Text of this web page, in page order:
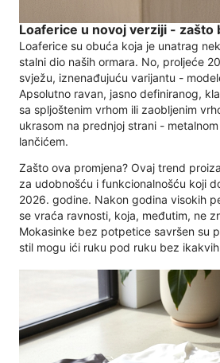
Loaferice u novoj verziji - zašto
Loaferice su obuća koja je unatrag
stalni dio naših ormara. No, proljeće
svježu, iznenađujuću varijantu -
Apsolutno ravan, jasno definiranog,
sa spljoštenim vrhom ili zaobljenim
ukrasom na prednjoj strani -
lančićem.
Zašto ova promjena? Ovaj trend
za udobnošću i funkcionalnošću koji
2026. godine. Nakon godina visokih
se vraća ravnosti, koja, međutim, ne
Mokasinke bez potpetice savršen su
stil mogu ići ruku pod ruku bez